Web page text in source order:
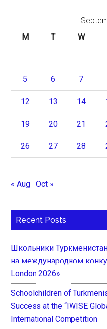
M
T W
5 6 7
12 13 14
19 20 21
26 27 28
« Aug Oct »
Recent Posts
Школьники
на международном
London 2026»
Schoolchildren of
Success at the “IWISE
International Competition